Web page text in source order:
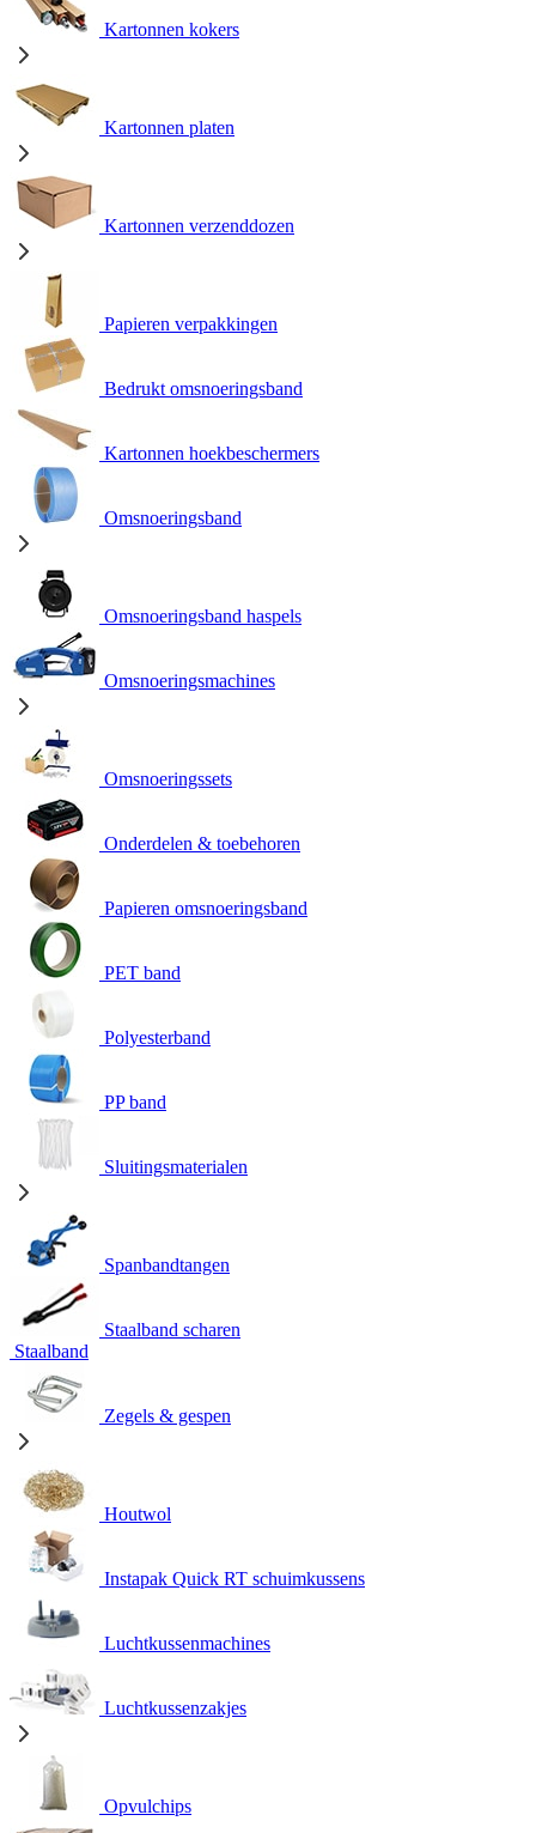
Kartonnen kokers
Kartonnen platen
Kartonnen verzenddozen
Papieren verpakkingen
Bedrukt omsnoeringsband
Kartonnen hoekbeschermers
Omsnoeringsband
Omsnoeringsband haspels
Omsnoeringsmachines
Omsnoeringssets
Onderdelen & toebehoren
Papieren omsnoeringsband
PET band
Polyesterband
PP band
Sluitingsmaterialen
Spanbandtangen
Staalband scharen
Staalband
Zegels & gespen
Houtwol
Instapak Quick RT schuimkussens
Luchtkussenmachines
Luchtkussenzakjes
Opvulchips